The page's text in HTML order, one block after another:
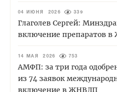
04 ИЮНЯ 2026 339
Глаголев Сергей:
включение препаратов
14 МАЯ 2026 753
АМФП: за три года
из 74 заявок
включение в ЖНВЛП